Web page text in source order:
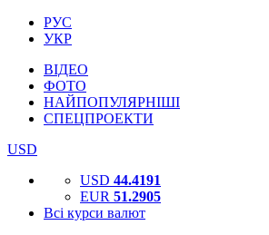
РУС
УКР
ВІДЕО
ФОТО
НАЙПОПУЛЯРНІШІ
СПЕЦПРОЕКТИ
USD
USD 44.4191
EUR 51.2905
Всі курси валют